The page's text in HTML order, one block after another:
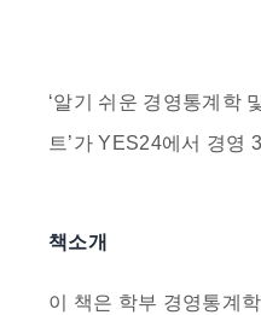
‘알기 쉬운 경영통계학
트 ’가 YES24에서 경영
책소개
이 책은 학부 경영통계